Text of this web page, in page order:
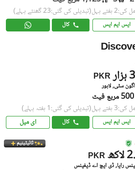
ہفتے پہل (تبدیلی کی گئی:23 گھنٹے پہلے)
ایس ایم ایس کال
PKR
سٹی, لاہور
500 مربع فیٹ
ہفتے پہل (تبدیلی کی گئی:1 ہفتہ پہلے)
ایس ایم ایس کال ای میل
ٹائیٹینیم
PKR
رایا, ڈی ایچ اے ڈیفینس